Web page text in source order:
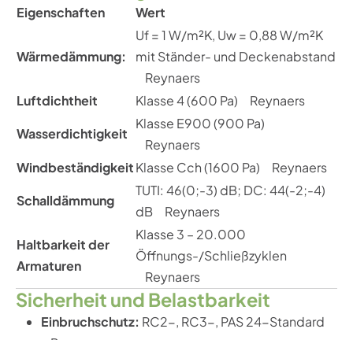
Eigenschaften Wert
Wärmedämmung:
Uf = 1 W/m²K, Uw = 0,88 W/m²K
mit Ständer- und Deckenabstand
Reynaers
Luftdichtheit
Klasse 4 (600 Pa)
Reynaers
Wasserdichtigkeit
Klasse E900 (900 Pa)
Reynaers
WindbeständigkeitKlasse Cch (1600 Pa)
Reynaers
Schalldämmung
TUTI: 46(0;-3) dB; DC: 44(-2;-4)
dB
Reynaers
Haltbarkeit der
Armaturen
Klasse 3 – 20.000
Öffnungs-/Schließzyklen
Reynaers
Sicherheit und Belastbarkeit
Einbruchschutz: RC2-, RC3-, PAS 24-Standard